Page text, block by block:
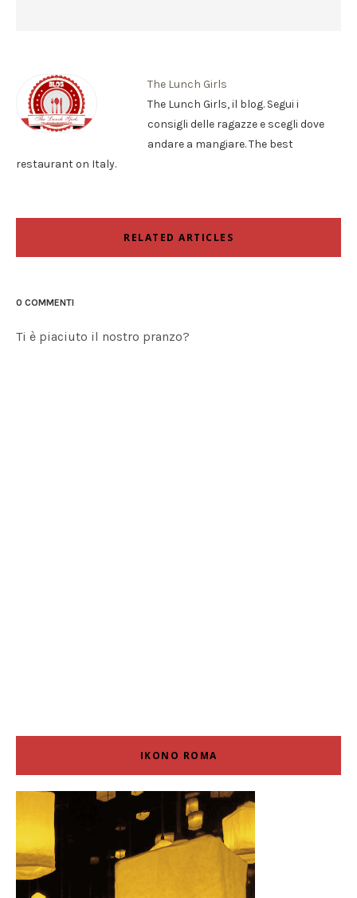
The Lunch Girls
The Lunch Girls, il blog. Segui i
consigli delle ragazze e scegli dove
andare a mangiare. The best
restaurant on Italy.
RELATED ARTICLES
0 COMMENTI
Ti è piaciuto il nostro pranzo?
IKONO ROMA